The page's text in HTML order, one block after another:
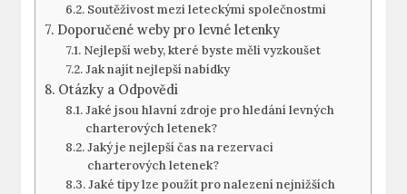
Soutěživost mezi leteckými společnostmi
Doporučené weby pro levné letenky
Nejlepší weby, které byste měli vyzkoušet
Jak najít nejlepší nabídky
Otázky a Odpovědi
Jaké jsou hlavní zdroje pro hledání levných
charterových letenek?
Jaký je nejlepší čas na rezervaci
charterových letenek?
Jaké tipy lze použít pro nalezení nejnižších